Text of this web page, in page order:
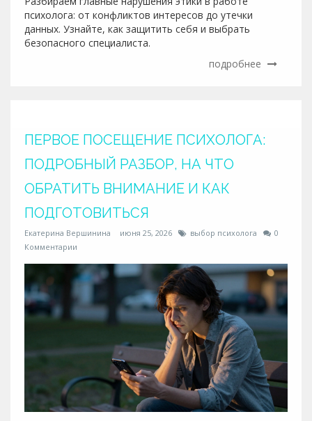
психолога: от конфликтов интересов до утечки
данных. Узнайте, как защитить себя и выбрать
безопасного специалиста.
подробнее
ПЕРВОЕ ПОСЕЩЕНИЕ ПСИХОЛОГА:
ПОДРОБНЫЙ РАЗБОР, НА ЧТО
ОБРАТИТЬ ВНИМАНИЕ И КАК
ПОДГОТОВИТЬСЯ
Екатерина Вершинина июня 25, 2026 выбор психолога
0
Комментарии